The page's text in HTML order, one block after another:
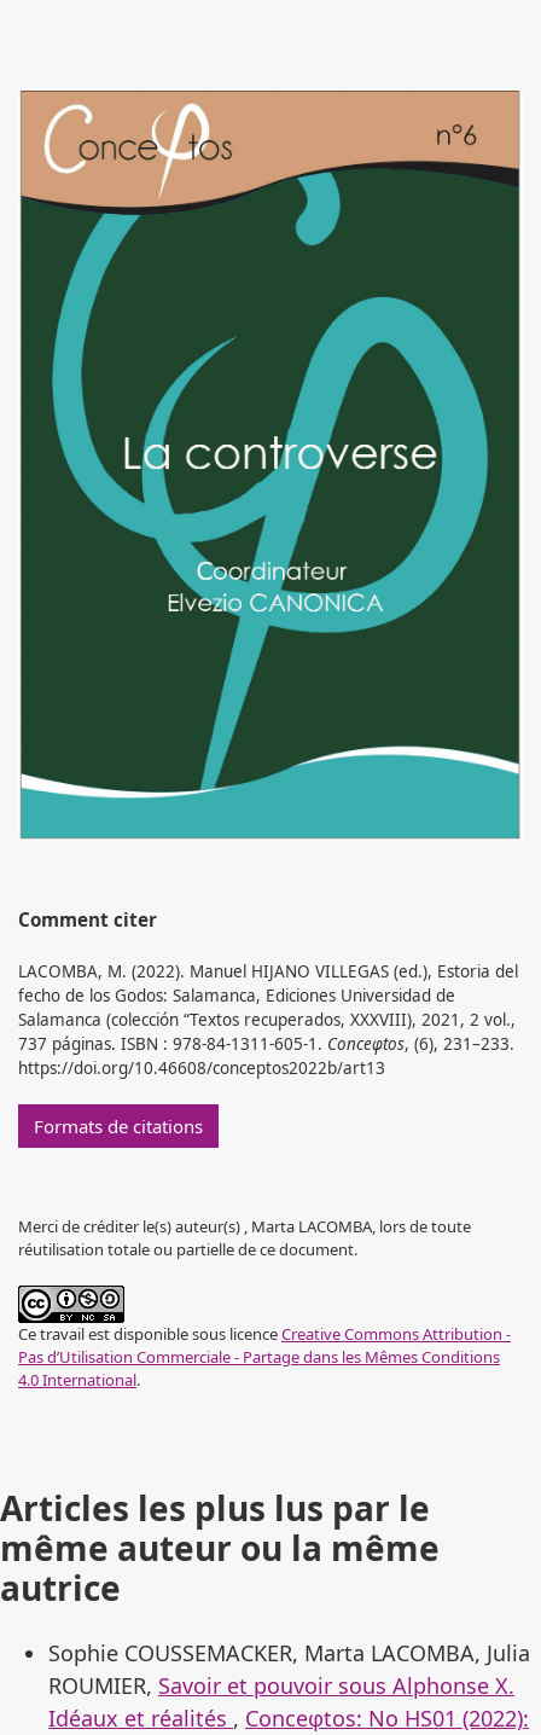
Image de couverture
Comment citer
LACOMBA, M. (2022). Manuel HIJANO VILLEGAS (ed.), Estoria del
fecho de los Godos: Salamanca, Ediciones Universidad de
Salamanca (colección “Textos recuperados, XXXVIII), 2021, 2 vol.,
737 páginas. ISBN : 978-84-1311-605-1. Conceφtos, (6), 231–233.
https://doi.org/10.46608/conceptos2022b/art13
Formats de citations
Merci de créditer le(s) auteur(s) , Marta LACOMBA, lors de toute
réutilisation totale ou partielle de ce document.
Ce travail est disponible sous licenceCreative Commons Attribution -
Pas d’Utilisation Commerciale - Partage dans les Mêmes Conditions
4.0 International.
Articles les plus lus par le
même auteur ou la même
autrice
Sophie COUSSEMACKER, Marta LACOMBA, Julia
ROUMIER, Savoir et pouvoir sous Alphonse X.
Idéaux et réalités , Conceφtos: No HS01 (2022):